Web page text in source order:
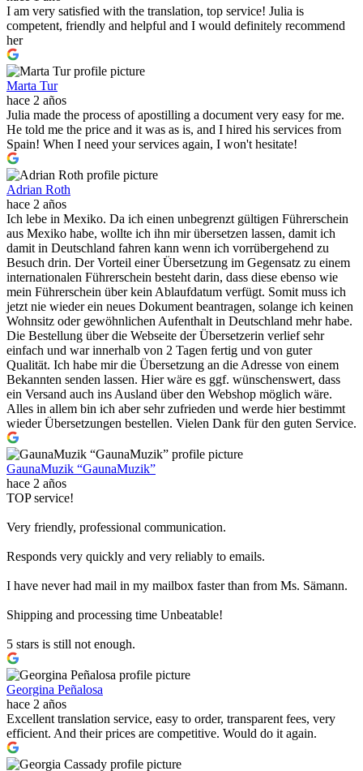
I am very satisfied with the translation, top service! Julia is
competent, friendly and helpful and I would definitely recommend
her
Marta Tur
hace 2 años
Julia made the process of apostilling a document very easy for me.
He told me the price and it was as is, and I hired his services from
Spain! When I need your services again, I won't hesitate!
Adrian Roth
hace 2 años
Ich lebe in Mexiko. Da ich einen unbegrenzt gültigen Führerschein
aus Mexiko habe, wollte ich ihn mir übersetzen lassen, damit ich
damit in Deutschland fahren kann wenn ich vorrübergehend zu
Besuch drin. Der Vorteil einer Übersetzung im Gegensatz zu einem
internationalen Führerschein besteht darin, dass diese ebenso wie
mein Führerschein über kein Ablaufdatum verfügt. Somit muss ich
jetzt nie wieder ein neues Dokument beantragen, solange ich keinen
Wohnsitz oder gewöhnlichen Aufenthalt in Deutschland mehr habe.
Die Bestellung über die Webseite der Übersetzerin verlief sehr
einfach und war innerhalb von 2 Tagen fertig und von guter
Qualität. Ich habe mir die Übersetzung an die Adresse von einem
Bekannten senden lassen. Hier wäre es ggf. wünschenswert, dass
ein Versand auch ins Ausland über den Webshop möglich wäre.
Alles in allem bin ich aber sehr zufrieden und werde hier bestimmt
wieder Übersetzungen bestellen. Vielen Dank für den guten Service.
GaunaMuzik “GaunaMuzik”
hace 2 años
TOP service!
Very friendly, professional communication.
Responds very quickly and very reliably to emails.
I have never had mail in my mailbox faster than from Ms. Sämann.
Shipping and processing time Unbeatable!
5 stars is still not enough.
Georgina Peñalosa
hace 2 años
Excellent translation service, easy to order, transparent fees, very
efficient. And their prices are competitive. Would do it again.